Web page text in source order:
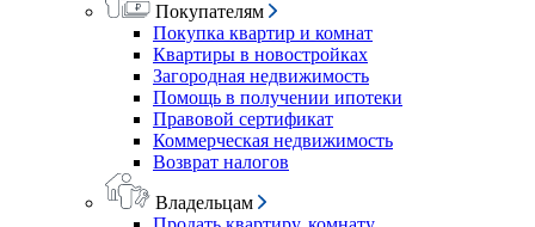
Покупателям
Покупка квартир и комнат
Квартиры в новостройках
Загородная недвижимость
Помощь в получении ипотеки
Правовой сертификат
Коммерческая недвижимость
Возврат налогов
Владельцам